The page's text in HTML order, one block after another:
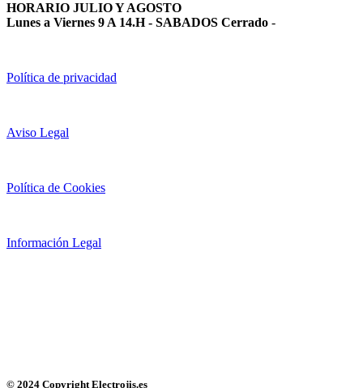
HORARIO JULIO Y AGOSTO
Lunes a Viernes 9 A 14.H - SABADOS Cerrado -
Política de privacidad
Aviso Legal
Política de Cookies
Información Legal
© 2024 Copyright Electrojis.es